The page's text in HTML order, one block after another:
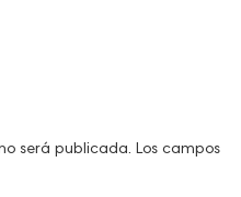
será publicada. Los campos